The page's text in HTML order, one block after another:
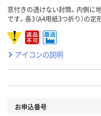
窓付きの透けない封筒。内側に
です。長3（A4用紙3つ折り）の定
アイコンの説明
お申込番号